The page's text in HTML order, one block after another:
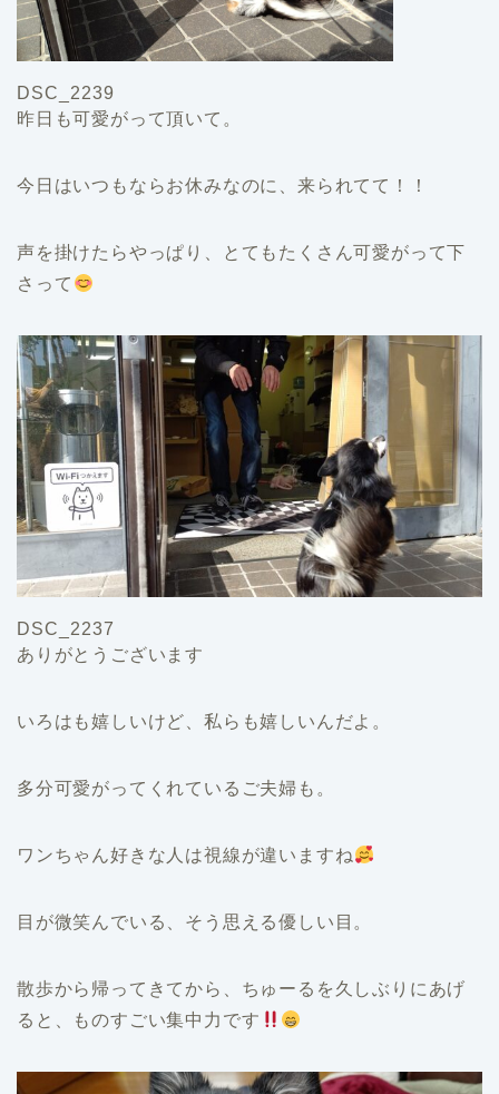
DSC_2239
昨日も可愛がって頂いて。
今日はいつもならお休みなのに、来られてて！！
声を掛けたらやっぱり、とてもたくさん可愛がって下
さって
DSC_2237
ありがとうございます
いろはも嬉しいけど、私らも嬉しいんだよ。
多分可愛がってくれているご夫婦も。
ワンちゃん好きな人は視線が違いますね
目が微笑んでいる、そう思える優しい目。
散歩から帰ってきてから、ちゅーるを久しぶりにあげ
ると、ものすごい集中力です